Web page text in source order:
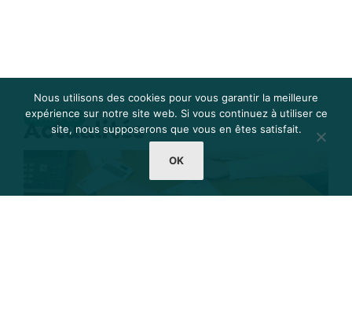
À PROPOS
Actualités
Nous utilisons des cookies pour vous garantir la meilleure
expérience sur notre site web. Si vous continuez à utiliser ce
site, nous supposerons que vous en êtes satisfait.
OK